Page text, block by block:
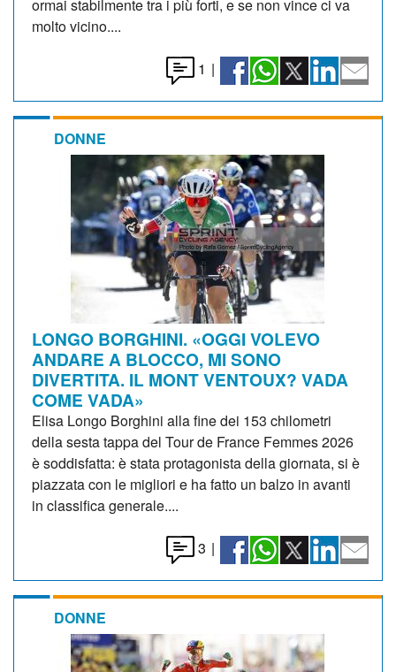
ormai stabilmente tra i più forti, e se non vince ci va
molto vicino....
1 |
DONNE
LONGO BORGHINI. «OGGI VOLEVO
ANDARE A BLOCCO, MI SONO
DIVERTITA. IL MONT VENTOUX? VADA
COME VADA»
Elisa Longo Borghini alla fine dei 153 chilometri
della sesta tappa del Tour de France Femmes 2026
è soddisfatta: è stata protagonista della giornata, si è
piazzata con le migliori e ha fatto un balzo in avanti
in classifica generale....
3 |
DONNE